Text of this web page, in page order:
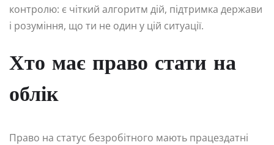
контролю: є чіткий алгоритм дій, підтримка держави
і розуміння, що ти не один у цій ситуації.
Хто має право стати на
облік
Право на статус безробітного мають працездатні